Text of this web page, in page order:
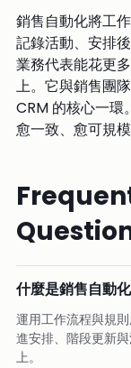
銷售自動化將工
記錄活動、安排
業務代表能花更
上。它與銷售團
CRM 的核心一環
愈一致、愈可規模
什麼是銷售自動
運用工作流程與規
進安排、階段更新
上。